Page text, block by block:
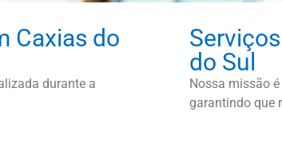
Caxias do
durante a
do Sul
Nossa missão
garantindo que